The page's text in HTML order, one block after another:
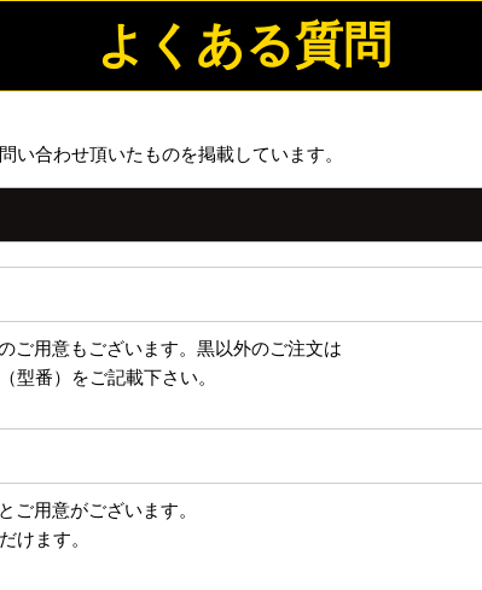
よくある質問
い合わせ頂いたものを掲載しています。
ご用意もございます。黒以外のご注文は
型番）をご記載下さい。
ご用意がございます。
けます。